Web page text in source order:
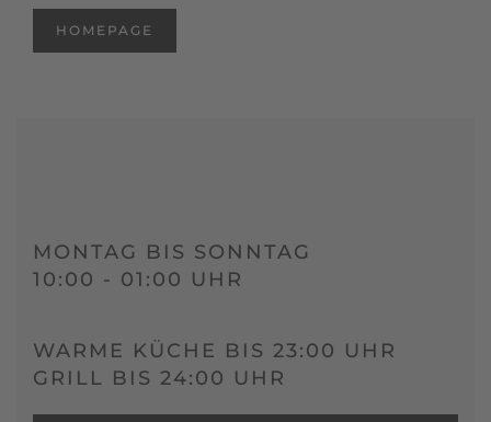
HOMEPAGE
MONTAG BIS SONNTAG
10:00 - 01:00 UHR
WARME KÜCHE BIS 23:00 UHR
GRILL BIS 24:00 UHR